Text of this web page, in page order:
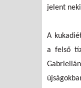
jelent
A
a felső